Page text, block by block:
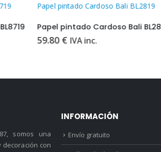
Papel pintado Cardoso Bali BL2819
Papel pintado Cardoso Bali BL2819
59.80€ IVA inc.
somos una
con
INFORMACIÓN
Envío gratuito